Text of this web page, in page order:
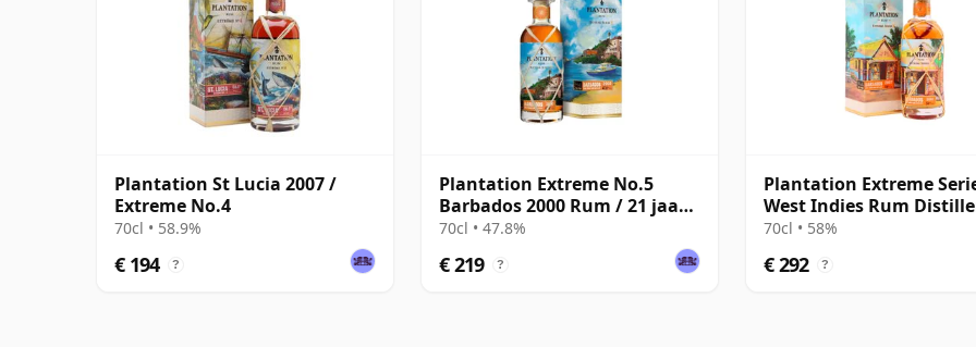
Plantation St Lucia 2007 /
Extreme No.4
70cl • 58.9%
€ 194 ?
Plantation Extreme No.5
Barbados 2000 Rum / 21 jaar
oud
70cl • 47.8%
€ 219 ?
Plantation Extreme
West Indies Rum
Barb 2007 14 jaar oud
70cl • 58%
€ 292 ?